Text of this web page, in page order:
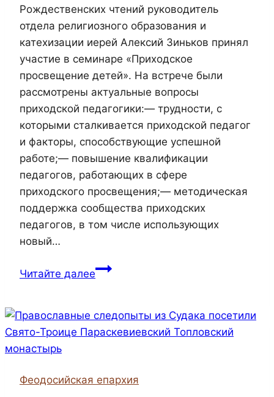
Рождественских чтений руководитель
отдела религиозного образования и
катехизации иерей Алексий Зиньков принял
участие в семинаре «Приходское
просвещение детей». На встрече были
рассмотрены актуальные вопросы
приходской педагогики:— трудности, с
которыми сталкивается приходской педагог
и факторы, способствующие успешной
работе;— повышение квалификации
педагогов, работающих в сфере
приходского просвещения;— методическая
поддержка сообщества приходских
педагогов, в том числе использующих
новый…
Читайте далееРуководитель отдела
Рождественских чтений
Феодосийская епархия